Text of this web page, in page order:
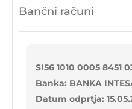
Bančni računi
SI56 1010 0005 8451
Banka: BANKA
Datum odprtja: